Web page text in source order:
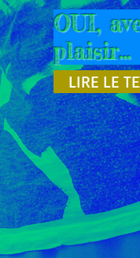
OUI,
plaisir...
LIRE LE